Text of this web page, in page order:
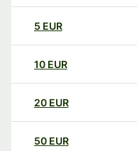
5 EUR
10 EUR
20 EUR
50 EUR